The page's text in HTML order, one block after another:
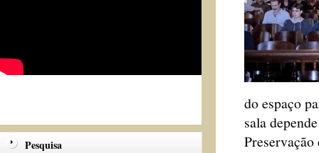
Pesquisa
do espaço
sala